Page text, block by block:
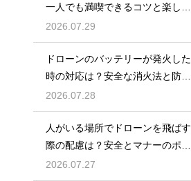
一人でも満喫できるコツと楽しみ
方
2026.07.29
ドローンのバッテリーが発火した
時の対応は？安全な消火法と防止
策を解説
2026.07.28
人がいる場所でドローンを飛ばす
際の配慮は？安全とマナーのポイ
ント
2026.07.27